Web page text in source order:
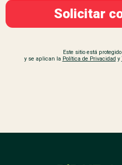
Este sitio está
y se aplican la Política de Privacidad y